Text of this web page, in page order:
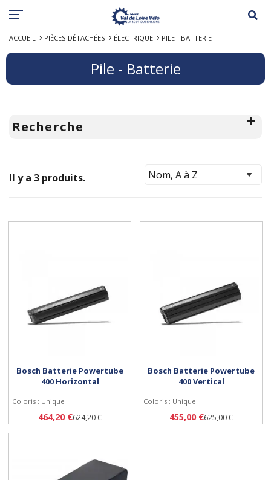
ACCUEIL PIÈCES DÉTACHÉES ÉLECTRIQUE PILE - BATTERIE
Pile - Batterie
Recherche
Il y a 3 produits.
Acheter
Bosch Batterie Powertube
400 Horizontal
Coloris : Unique
464,20 €624,20 € Acheter
Bosch Batterie Powertube
400 Vertical
Coloris : Unique
455,00 €625,00 €